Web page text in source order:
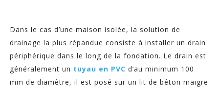
Dans le cas d’une maison isolée, la solution de
drainage la plus répandue consiste à installer un drain
périphérique dans le long de la fondation. Le drain est
généralement un tuyau en PVC d’au minimum 100
mm de diamètre, il est posé sur un lit de béton maigre